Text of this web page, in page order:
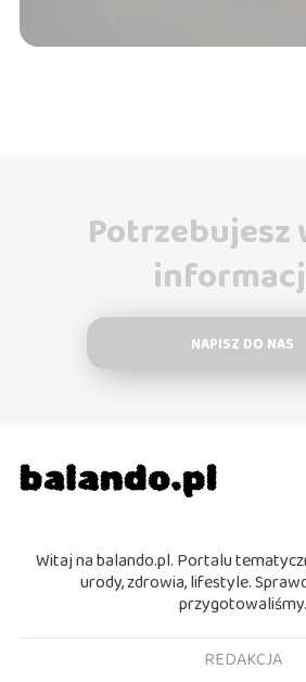
Potrzebujesz
NAPISZ DO NAS
Witaj na balando.pl. Portalu
urody, zdrowia, lifestyle.
przygotowaliśmy.
REDAKCJA